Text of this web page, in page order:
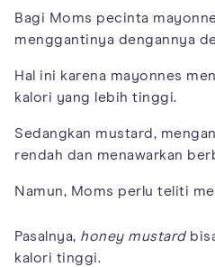
Bagi Moms pecinta
menggantinya dengannya
Hal ini karena mayonnes
kalori yang lebih tinggi.
Sedangkan mustard,
rendah dan menawarkan
Namun, Moms perlu teliti
Pasalnya, honey mustard
kalori tinggi.